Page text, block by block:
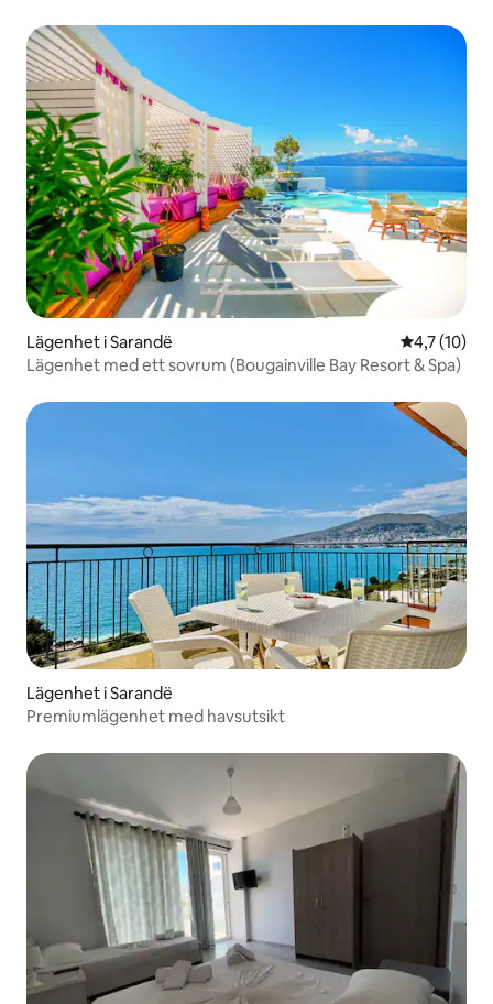
Lägenhet i Sarandë 4,7 av 5 i
4,7 (10)
Lägenhet med ett sovrum (Bougainville Bay Resort & Spa)
Lägenhet i Sarandë
Premiumlägenhet med havsutsikt